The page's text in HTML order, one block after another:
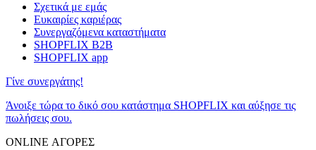
Σχετικά με εμάς
Ευκαιρίες καριέρας
Συνεργαζόμενα καταστήματα
SHOPFLIX B2B
SHOPFLIX app
Γίνε συνεργάτης!
Άνοιξε τώρα το δικό σου κατάστημα SHOPFLIX και αύξησε τις
πωλήσεις σου.
ONLINE ΑΓΟΡΕΣ